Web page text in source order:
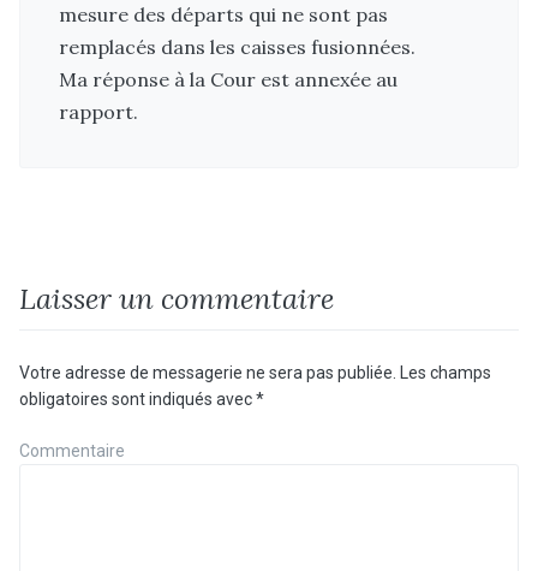
mesure des départs qui ne sont pas
remplacés dans les caisses fusionnées.
Ma réponse à la Cour est annexée au
rapport.
Laisser un commentaire
Votre adresse de messagerie ne sera pas publiée.
Les champs
obligatoires sont indiqués avec*
Commentaire